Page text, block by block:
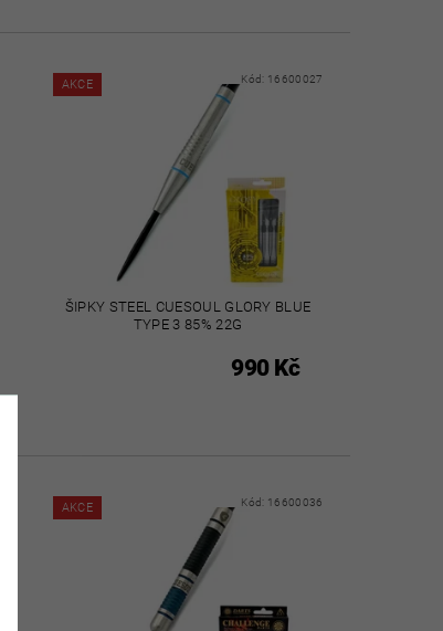
AKCE Kód: 16600027
ŠIPKY STEEL CUESOUL GLORY BLUE
TYPE 3 85% 22G
990 Kč
AKCE Kód: 16600036